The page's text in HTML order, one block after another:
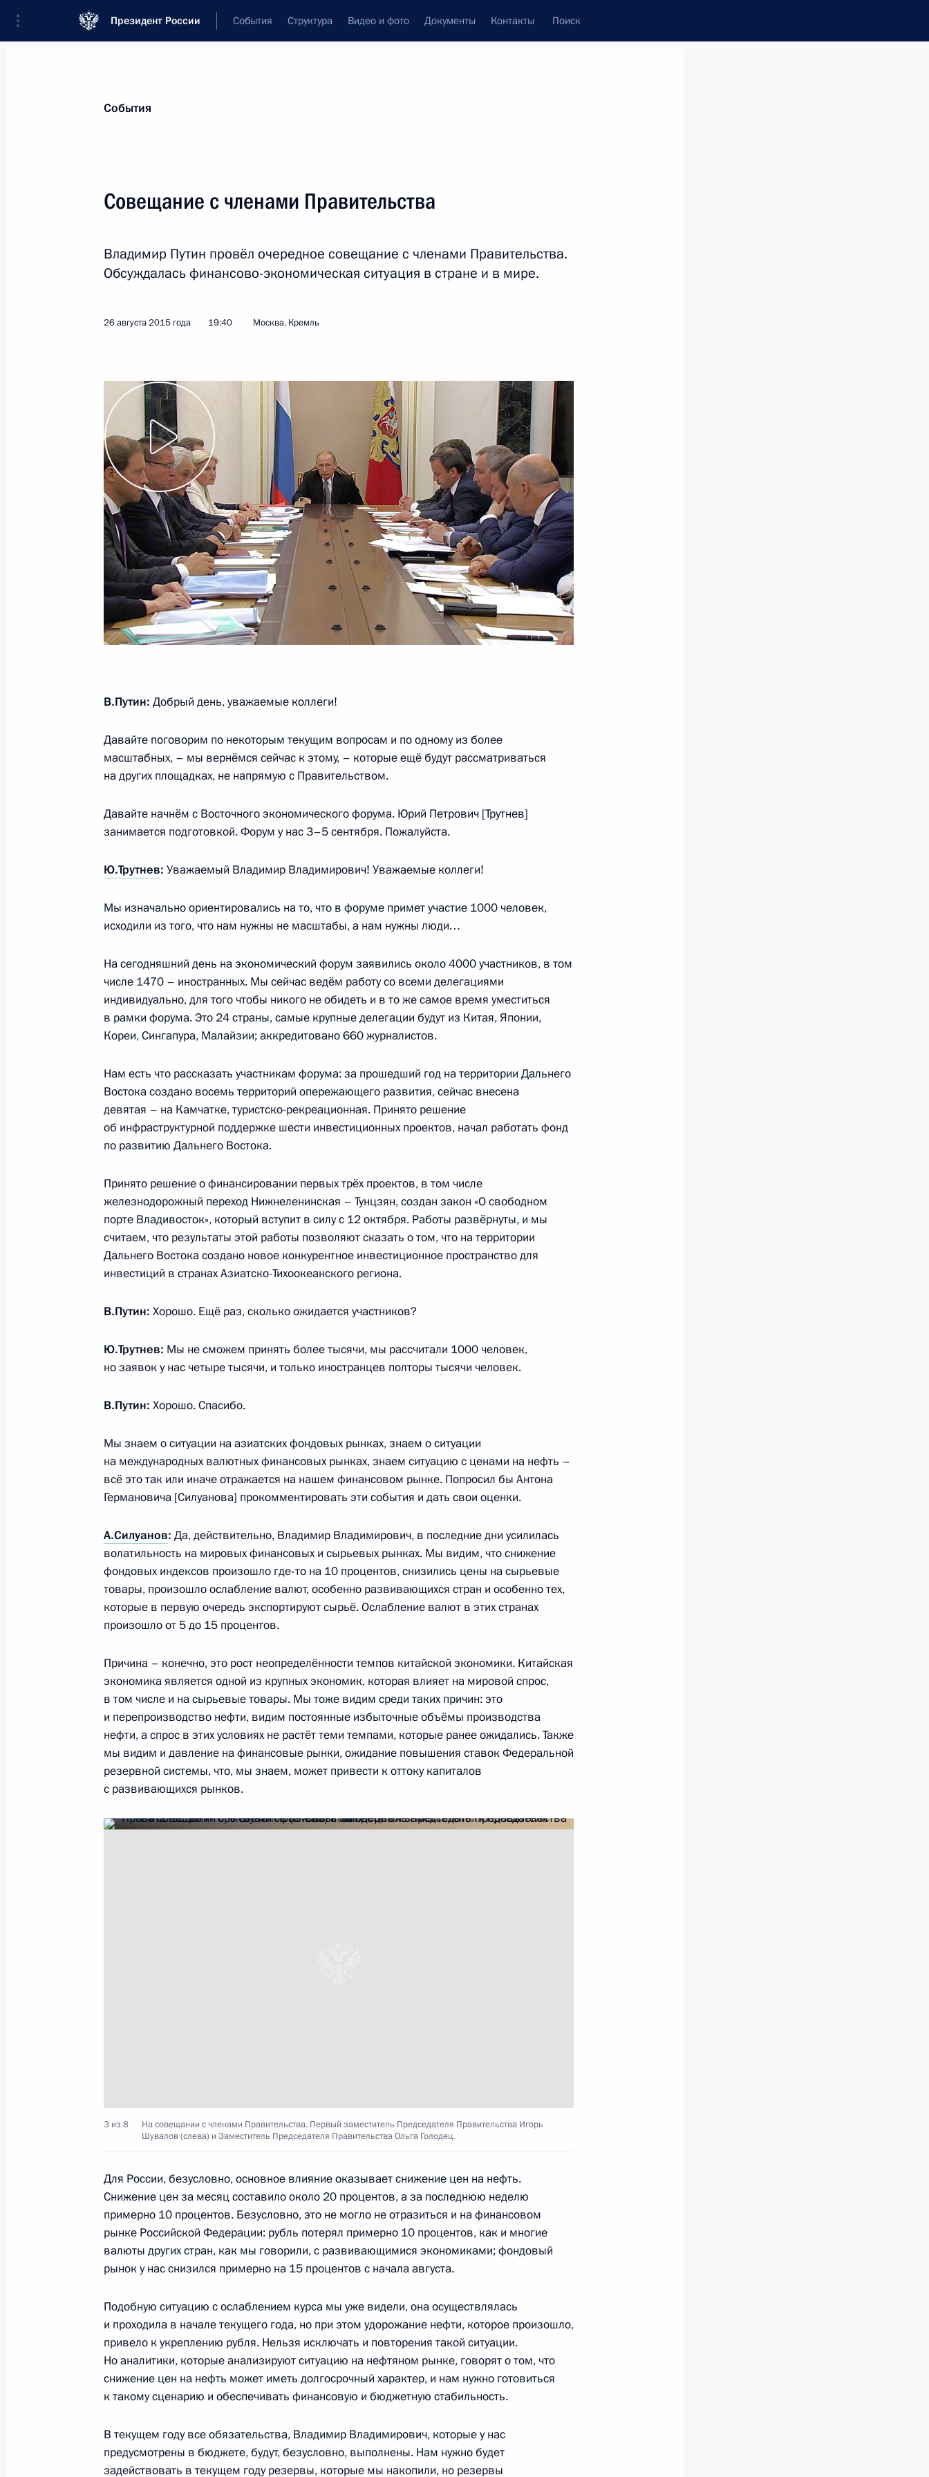
Президент России События Структура Видео и фото Документы Контакты Поиск
Федерации – полномочный представитель Президента
Российской Федерации в Дальневосточном федеральном
Совещание с членами Правительства
10 марта 2021 года, 18:30
Совещание о ситуации с паводками и пожарами в регионах
27 апреля 2020 года, 15:25
Встреча с Юрием Трутневым и Александром Козловым
6 апреля 2020 года, 14:25
Заседание президиума Госсовета
10 сентября 2018 года, 11:50
Совещание по подготовке заседания президиума Госсовета
20 июня 2018 года, 15:00
о комплексном развитии регионов Дальнего Востока
6 марта 2018 года, 14:00
в Дальневосточном федеральном округе Юрием Трутневым
17 июля 2017 года, 15:15
Указ о членах наблюдательного совета госкорпорации
23 января 2017 года, 17:20
Встреча с вице-премьером – полномочным представителем
Президента в ДФО Юрием Трутневым
20 января 2017 года, 17:50
Заседание Совета по стратегическому развитию и приоритетным
21 сентября 2016 года, 16:20
Совещание по вопросу о паводковой ситуации на Дальнем
Востоке
Игорь Левитин провёл совещание по вопросу исполнения
поручений Президента, касающихся развития
рыбохозяйственного комплекса
Перечень поручений по итогам заседания Государственного
совета
Совещание с членами Правительства
15 июля 2015 года, 16:15
Рабочая встреча с вице-премьером – полпредом Президента
5 июня 2015 года, 14:30
Рабочая встреча с вице-премьером – полпредом Президента
в ДФО Юрием Трутневым
События
Совещание с членами Правительства
Владимир Путин провёл очередное совещание с членами Правительства.
Обсуждалась финансово-экономическая ситуация в стране и в мире.
26 августа 2015 года 19:40 Москва, Кремль
В.Путин: Добрый день, уважаемые коллеги!
Давайте поговорим по некоторым текущим вопросам и по одному из более
масштабных, – мы вернёмся сейчас к этому, – которые ещё будут рассматриваться
на других площадках, не напрямую с Правительством.
Давайте начнём с Восточного экономического форума. Юрий Петрович [Трутнев]
занимается подготовкой. Форум у нас 3–5 сентября. Пожалуйста.
Ю.Трутнев: Уважаемый Владимир Владимирович! Уважаемые коллеги!
Мы изначально ориентировались на то, что в форуме примет участие 1000 человек,
исходили из того, что нам нужны не масштабы, а нам нужны люди…
На сегодняшний день на экономический форум заявились около 4000 участников, в том
числе 1470 – иностранных. Мы сейчас ведём работу со всеми делегациями
индивидуально, для того чтобы никого не обидеть и в то же самое время уместиться
в рамки форума. Это 24 страны, самые крупные делегации будут из Китая, Японии,
Кореи, Сингапура, Малайзии; аккредитовано 660 журналистов.
Нам есть что рассказать участникам форума: за прошедший год на территории Дальнего
Востока создано восемь территорий опережающего развития, сейчас внесена
девятая – на Камчатке, туристско-рекреационная. Принято решение
об инфраструктурной поддержке шести инвестиционных проектов, начал работать фонд
по развитию Дальнего Востока.
Принято решение о финансировании первых трёх проектов, в том числе
железнодорожный переход Нижнеленинская – Тунцзян, создан закон «О свободном
порте Владивосток», который вступит в силу с 12 октября. Работы развёрнуты, и мы
считаем, что результаты этой работы позволяют сказать о том, что на территории
Дальнего Востока создано новое конкурентное инвестиционное пространство для
инвестиций в странах Азиатско-Тихоокеанского региона.
В.Путин: Хорошо. Ещё раз, сколько ожидается участников?
Ю.Трутнев: Мы не сможем принять более тысячи, мы рассчитали 1000 человек,
но заявок у нас четыре тысячи, и только иностранцев полторы тысячи человек.
В.Путин: Хорошо. Спасибо.
Мы знаем о ситуации на азиатских фондовых рынках, знаем о ситуации
на международных валютных финансовых рынках, знаем ситуацию с ценами на нефть –
всё это так или иначе отражается на нашем финансовом рынке. Попросил бы Антона
Германовича [Силуанова] прокомментировать эти события и дать свои оценки.
А.Силуанов: Да, действительно, Владимир Владимирович, в последние дни усилилась
волатильность на мировых финансовых и сырьевых рынках. Мы видим, что снижение
фондовых индексов произошло где‑то на 10 процентов, снизились цены на сырьевые
товары, произошло ослабление валют, особенно развивающихся стран и особенно тех,
которые в первую очередь экспортируют сырьё. Ослабление валют в этих странах
произошло от 5 до 15 процентов.
Причина – конечно, это рост неопределённости темпов китайской экономики. Китайская
экономика является одной из крупных экономик, которая влияет на мировой спрос,
в том числе и на сырьевые товары. Мы тоже видим среди таких причин: это
и перепроизводство нефти, видим постоянные избыточные объёмы производства
нефти, а спрос в этих условиях не растёт теми темпами, которые ранее ожидались. Также
мы видим и давление на финансовые рынки, ожидание повышения ставок Федеральной
резервной системы, что, мы знаем, может привести к оттоку капиталов
с развивающихся рынков.
3 из 8
На совещании с членами Правительства. Первый заместитель Председателя Правительства Игорь
Шувалов (слева) и Заместитель Председателя Правительства Ольга Голодец.
Для России, безусловно, основное влияние оказывает снижение цен на нефть.
Снижение цен за месяц составило около 20 процентов, а за последнюю неделю
примерно 10 процентов. Безусловно, это не могло не отразиться и на финансовом
рынке Российской Федерации: рубль потерял примерно 10 процентов, как и многие
валюты других стран, как мы говорили, с развивающимися экономиками; фондовый
рынок у нас снизился примерно на 15 процентов с начала августа.
Подобную ситуацию с ослаблением курса мы уже видели, она осуществлялась
и проходила в начале текущего года, но при этом удорожание нефти, которое произошло,
привело к укреплению рубля. Нельзя исключать и повторения такой ситуации.
Но аналитики, которые анализируют ситуацию на нефтяном рынке, говорят о том, что
снижение цен на нефть может иметь долгосрочный характер, и нам нужно готовиться
к такому сценарию и обеспечивать финансовую и бюджетную стабильность.
В текущем году все обязательства, Владимир Владимирович, которые у нас
предусмотрены в бюджете, будут, безусловно, выполнены. Нам нужно будет
задействовать в текущем году резервы, которые мы накопили, но резервы